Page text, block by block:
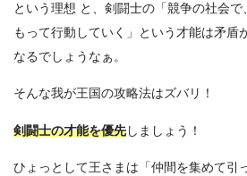
という理想 と、剣闘士の「競争の社会
もって行動していく」という才能は矛盾
なるでしょうなぁ。
そんな我が王国の攻略法はズバリ！
剣闘士の才能を優先しましょう！
ひょっとして王さまは「仲間を集めて引